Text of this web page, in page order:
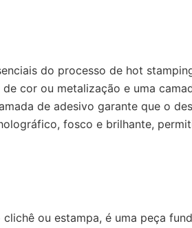
do processo de hot
cor ou metalização e uma
de adesivo garante que o
fosco e brilhante,
ou estampa, é uma peça